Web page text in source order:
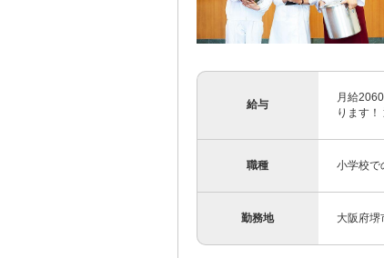
給与
月給
ります！
職種 小学校で
勤務地 大阪府堺